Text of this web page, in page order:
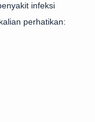
infeksi
perhatikan: